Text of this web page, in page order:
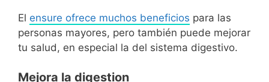
El ensure ofrece muchos beneficios para las
personas mayores, pero también puede mejorar
tu salud, en especial la del sistema digestivo.
Mejora la digestion